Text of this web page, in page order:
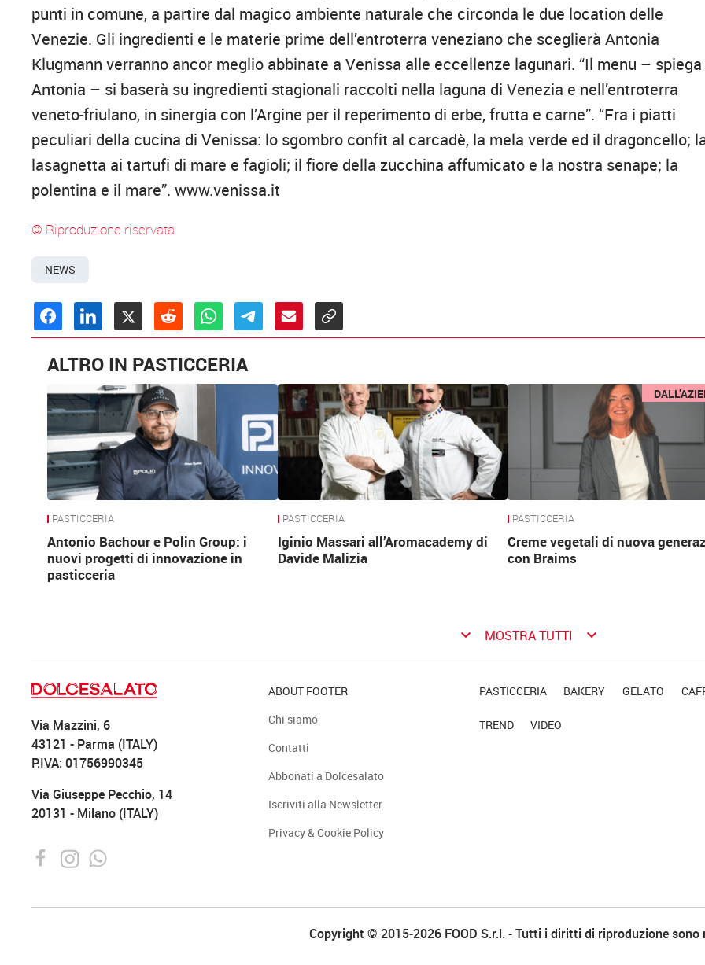
punti in comune, a partire dal magico ambiente naturale che circonda le due location delle
Venezie. Gli ingredienti e le materie prime dell’entroterra veneziano che sceglierà Antonia
Klugmann verranno ancor meglio abbinate a Venissa alle eccellenze lagunari. “Il menu – spiega
Antonia – si baserà su ingredienti stagionali raccolti nella laguna di Venezia e nell’entroterra
veneto-friulano, in sinergia con l’Argine per il reperimento di erbe, frutta e carne”. “Fra i piatti
peculiari della cucina di Venissa: lo sgombro confit al carcadè, la mela verde ed il dragoncello;
lasagnetta ai tartufi di mare e fagioli; il fiore della zucchina affumicato e la nostra senape; la
polentina e il mare”. www.venissa.it
© Riproduzione riservata
NEWS
ALTRO IN PASTICCERIA
PASTICCERIA
Antonio Bachour e Polin Group: i
nuovi progetti di innovazione in
pasticceria
PASTICCERIA
Iginio Massari all’Aromacademy di
Davide Malizia
PASTICCERIA
Creme vegetali di nuova
con Braims
keyboard_arrow_down MOSTRA TUTTI keyboard_arrow_down
Via Mazzini, 6
43121 - Parma (ITALY)
P.IVA: 01756990345
Via Giuseppe Pecchio, 14
20131 - Milano (ITALY)
ABOUT FOOTER
Chi siamo
Contatti
Abbonati a Dolcesalato
Iscriviti alla Newsletter
Privacy & Cookie Policy
PASTICCERIA BAKERY GELATO
TREND VIDEO
Copyright © 2015-2026 FOOD S.r.l. - Tutti i diritti di riproduzione sono